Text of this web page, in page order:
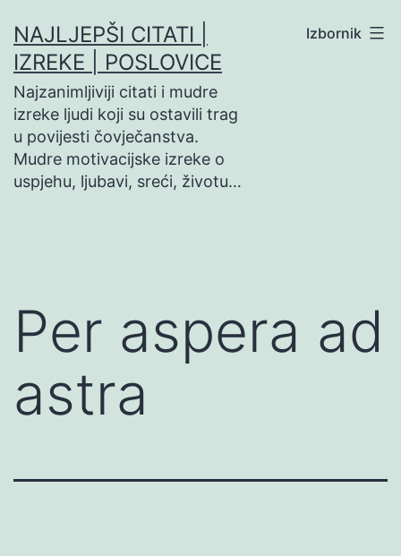
na
sadržaj
NAJLJEPŠI CITATI |
IZREKE | POSLOVICE
Najzanimljiviji citati i mudre
izreke ljudi koji su ostavili trag
u povijesti čovječanstva.
Mudre motivacijske izreke o
uspjehu, ljubavi, sreći, životu…
Izbornik
Per aspera ad
astra